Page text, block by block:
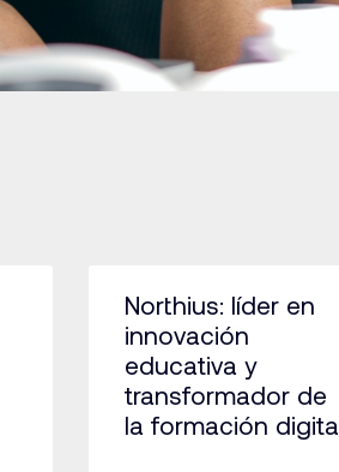
Northius: líder en
innovación
educativa y
transformador de
la formación